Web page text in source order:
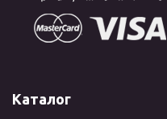
Каталог